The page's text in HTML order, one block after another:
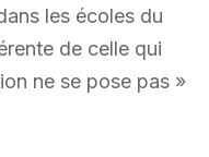
les écoles du
de celle qui
ne se pose pas »